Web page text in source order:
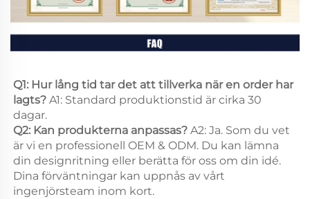
Q1: Hur lång tid tar det att tillverka när en order har
lagts? A1: Standard produktionstid är cirka 30
dagar.
Q2: Kan produkterna anpassas? A2: Ja. Som du vet
är vi en professionell OEM & ODM. Du kan lämna
din designritning eller berätta för oss om din idé.
Dina förväntningar kan uppnås av vårt
ingenjörsteam inom kort.